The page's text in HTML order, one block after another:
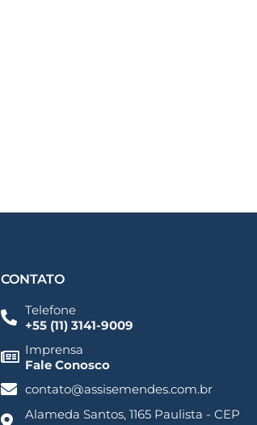
CONTATO
Telefone
+55 (11) 3141-9009
Imprensa
Fale Conosco
contato@assisemendes.com.br
Alameda Santos, 1165 Paulista - CEP